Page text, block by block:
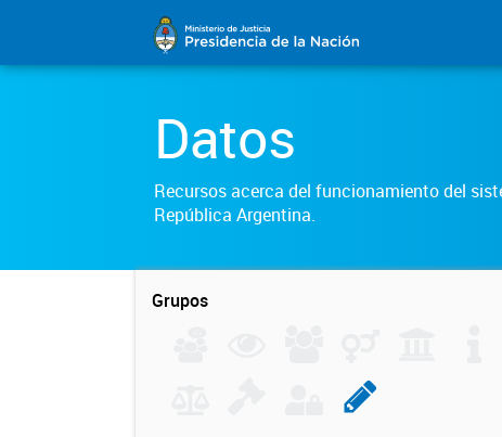
Datos
Recursos acerca del funcionamiento del
República Argentina.
Grupos